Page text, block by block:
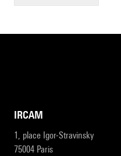
IRCAM
1, place Igor-Stravinsky
75004 Paris